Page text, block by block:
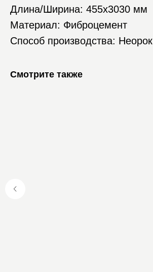
Длина/Ширина: 455х3030 мм
Материал: Фиброцемент
Способ производства: Неорок
Смотрите также